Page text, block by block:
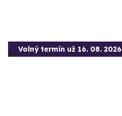
Volný termín už 16. 08. 2026